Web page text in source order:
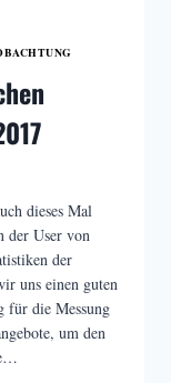
dieses Mal
der User von
der
uns einen guten
für die Messung
um den